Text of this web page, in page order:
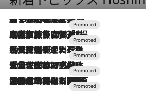
2026.8.7
【トンボの足水浴】ヒノキの香りに包まれて涼感マックス！約13℃の湧水かけ流しを避暑地「星野温泉 トンボの湯」で体験
2026.7.31
【ホテル帰省】という選択肢をOMOが提案。家族とほどよい距離を保つには「昼は実家、夜は気兼ねなくホテルで！」
2026.7.24
【夏限定ディナーコース】旬を迎える稚鮎や花ズッキーニなどをイタリア・トスカーナの郷土料理の手法で満喫！
2026.7.17
「土佐和ハーブかき氷」がOMO7高知に登場！生姜、山椒、大葉など目にも舌にも涼を呼ぶ郷土の味
2026.7.10
NEW OPEN！【界 草津】名湯の地に誕生。趣の異なる2種の温泉と上州ならではの会席・蕎麦割烹など美食を味わう究極の癒やし旅